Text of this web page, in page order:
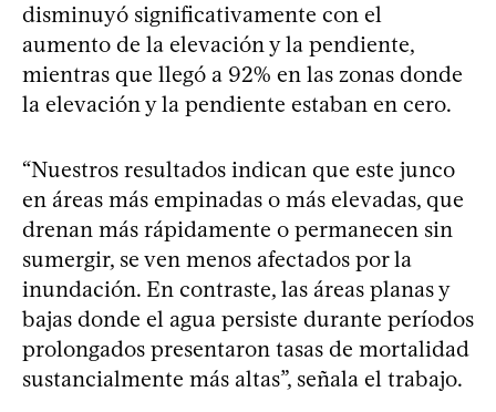
disminuyó significativamente con el
aumento de la elevación y la pendiente,
mientras que llegó a 92% en las zonas donde
la elevación y la pendiente estaban en cero.
“Nuestros resultados indican que este junco
en áreas más empinadas o más elevadas, que
drenan más rápidamente o permanecen sin
sumergir, se ven menos afectados por la
inundación. En contraste, las áreas planas y
bajas donde el agua persiste durante períodos
prolongados presentaron tasas de mortalidad
sustancialmente más altas”, señala el trabajo.